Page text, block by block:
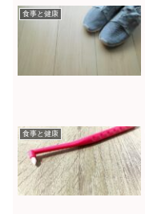
食事と健康
食事と健康